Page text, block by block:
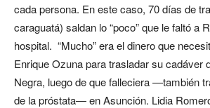
cada persona. En este caso, 70 días de
caraguatá) saldan lo “poco” que le faltó a
hospital. “Mucho” era el dinero que
Enrique Ozuna para trasladar su cadáver
Negra, luego de que falleciera —también
de la próstata— en Asunción. Lidia